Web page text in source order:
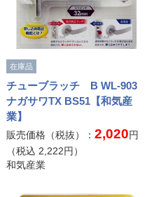
在庫品
チューブラッチ B WL-903
ナガサワTX BS51【和気産
業】
販売価格（税抜）： 2,020円
（税込 2,222円）
和気産業